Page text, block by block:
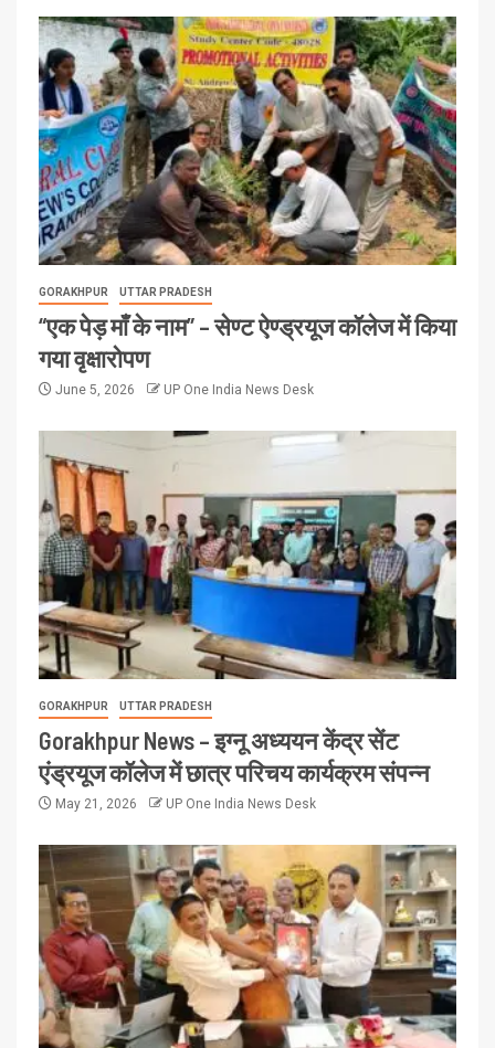
GORAKHPUR UTTAR PRADESH
“एक पेड़ माँ के नाम” – सेण्ट ऐण्ड्रयूज कॉलेज में किया
गया वृक्षारोपण
June 5, 2026 UP One India News Desk
GORAKHPUR UTTAR PRADESH
Gorakhpur News – इग्नू अध्ययन केंद्र सेंट
एंड्रयूज कॉलेज में छात्र परिचय कार्यक्रम संपन्न
May 21, 2026 UP One India News Desk